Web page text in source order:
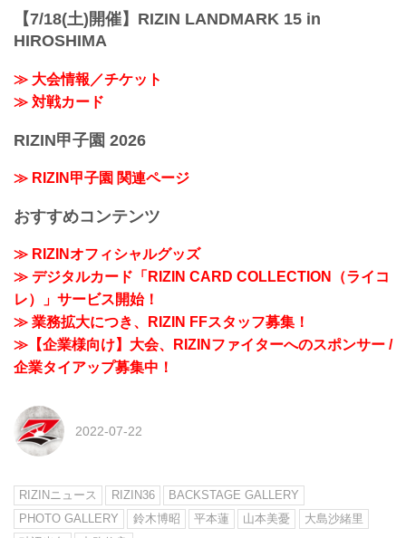
【7/18(土)開催】RIZIN LANDMARK 15 in
HIROSHIMA
≫ 大会情報／チケット
≫ 対戦カード
RIZIN甲子園 2026
≫ RIZIN甲子園 関連ページ
おすすめコンテンツ
≫ RIZINオフィシャルグッズ
≫ デジタルカード「RIZIN CARD COLLECTION（ライコ
レ）」サービス開始！
≫ 業務拡大につき、RIZIN FFスタッフ募集！
≫【企業様向け】大会、RIZINファイターへのスポンサー /
企業タイアップ募集中！
2022-07-22
RIZINニュース RIZIN36
BACKSTAGE GALLERY
PHOTO GALLERY
鈴木博昭 平本蓮 山本美憂
大島沙緒里